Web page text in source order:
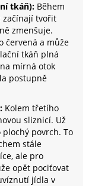
tkáň): Během
začínají tvořit
zmenšuje.
červená a může
tkáň plná
mírná otok
postupně
Kolem třetího
sliznicí. Už
povrch. To
stále
ale pro
opět pociťovat
jídla v